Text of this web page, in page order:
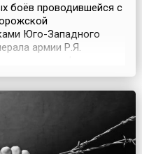
боёв проводившейся с
Юго-Западного
армии Р.Я.
наступательная
советских